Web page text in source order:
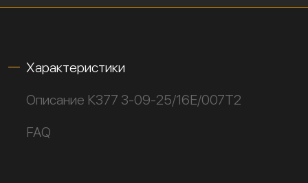
Характеристики
Описание К377 3-09-25/16Е/007Т2
FAQ